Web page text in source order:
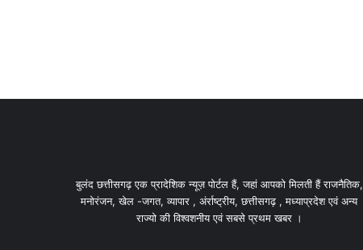
बुलंद छत्तीसगढ़ एक प्रादेशिक न्यूज़ पोर्टल हैं, जहां आपको मिलती हैं राजनैतिक,
मनोरंजन, खेल -जगत, व्यापार , अंर्राष्ट्रीय, छत्तीसगढ़ , मध्याप्रदेश एवं अन्य
राज्यो की विश्वशनीय एवं सबसे प्रथम खबर ।